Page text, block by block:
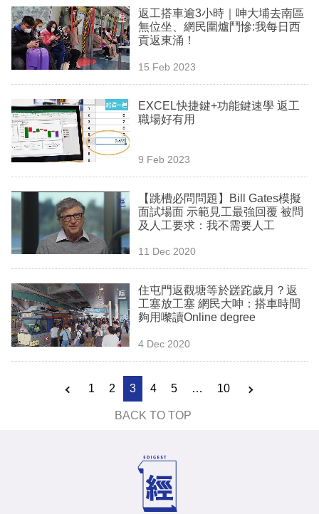
區
返工搭車逾3小時｜呻大埔去南區
無位坐、網民圍爐鬥慘:我每日西
貢返東涌！
15 Feb 2023
EXCEL快捷鍵+功能鍵速學 返工
職場好有用
9 Feb 2023
【跳槽必問問題】Bill Gates模擬
面試場面 示範見工最強回覆 被問
及人工要求：我不需要人工
11 Dec 2020
住屯門返觀塘等於蹉跎歲月？返
工塞放工塞 網民大呻：搭車時間
夠用嚟讀Online degree
4 Dec 2020
1 2 3 4 5 … 10
BACK TO TOP